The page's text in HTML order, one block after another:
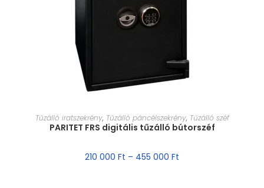
MÉRET VÁLASZTÁSA
Tűzálló iratszekrény, Tűzálló páncélszekrény, Tűzálló széf
PARITET FRS digitális tűzálló bútorszéf
210 000 Ft – 455 000 Ft